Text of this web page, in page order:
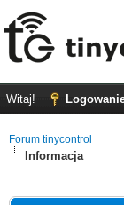
Witaj!
Forum tinycontrol
Informacja